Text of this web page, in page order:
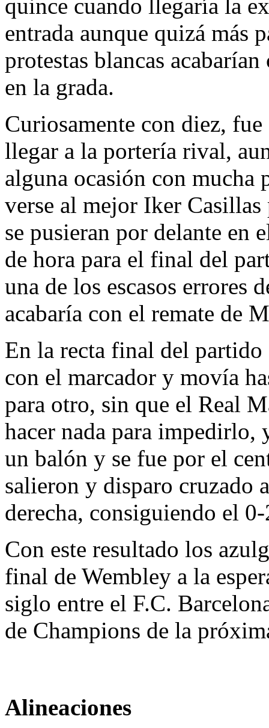
quince cuando llegaría la
entrada aunque quizá más
protestas blancas
en la grada.
Curiosamente con diez,
llegar a la portería rival,
alguna ocasión con
verse al mejor Iker
se pusieran por delante en
de hora para el final del
una de los escasos errores
acabaría con el remate de
En la recta final del partido
con el marcador y movía
para otro, sin que el Real
hacer nada para impedirlo,
un balón y se fue por el
salieron y disparo cruzado
derecha, consiguiendo el
Con este resultado los
final de Wembley a la
siglo entre el F.C.
de Champions de la
Alineaciones